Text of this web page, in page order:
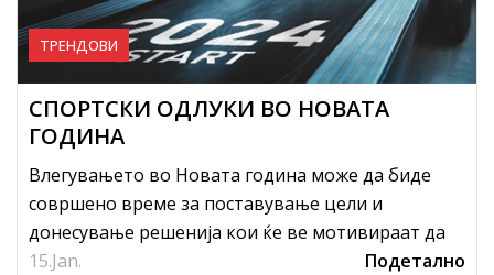
15.Jan.
ТРЕНДОВИ
СПОРТСКИ ОДЛУКИ ВО НОВАТА
ГОДИНА
Влегувањето во Новата година може да биде
совршено време за поставување цели и
донесување решенија кои ќе ве мотивираат да
ги подобрите вашите атлетски вешти...Подетално